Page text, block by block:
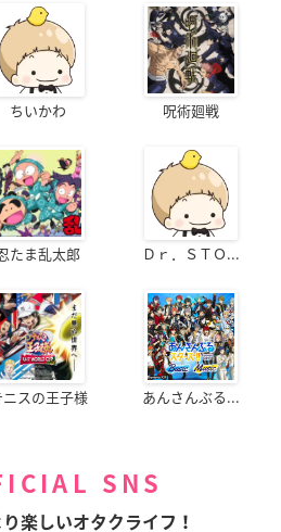
ちいかわ 呪術廻戦
たま乱太郎 Ｄｒ．ＳＴＯ...
ニスの王子様 あんさんぶる...
SNS
楽しいオタクライフ！